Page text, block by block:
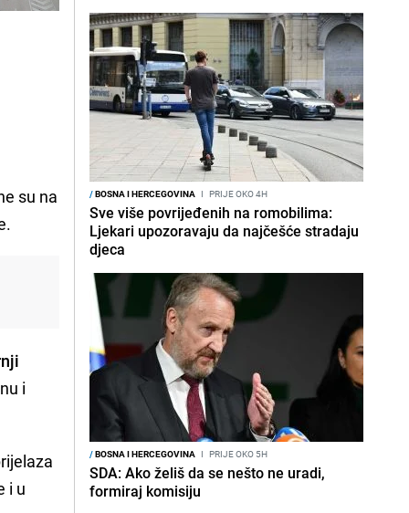
su na
i
i u
/BOSNA I HERCEGOVINA I PRIJE OKO 4H
Sve više povrijeđenih na romobilima:
Ljekari upozoravaju da najčešće stradaju
djeca
/BOSNA I HERCEGOVINA I PRIJE OKO 5H
SDA: Ako želiš da se nešto ne uradi,
formiraj komisiju